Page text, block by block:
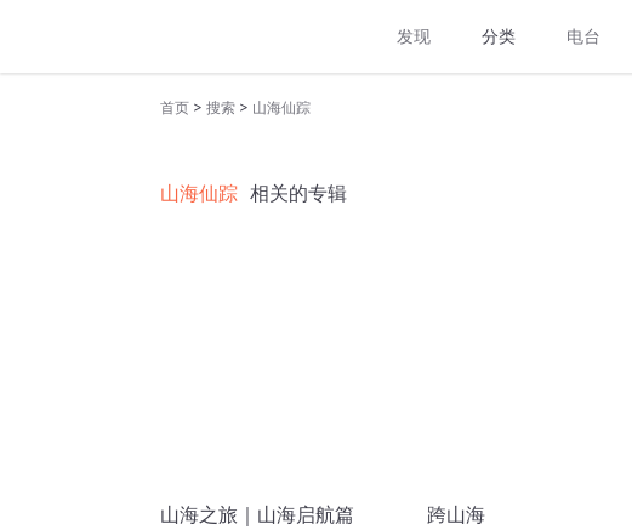
发现 分类 电台
首页 > 搜索 > 山海仙踪
山海仙踪 相关的专辑
山海之旅｜山海启航篇 跨山海